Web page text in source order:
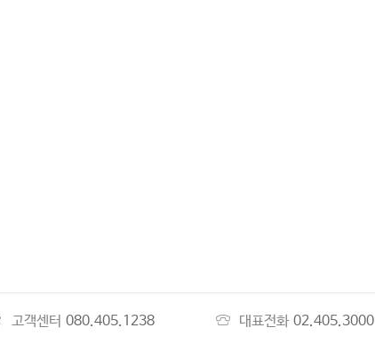
고객센터 080.405.1238 대표전화 02.405.3000